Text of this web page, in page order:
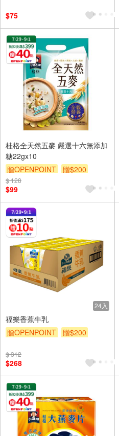
$75
桂格全天然五麥 嚴選十六無添加
糖22gx10
贈OPENPOINT
贈$200
$ 128
$99
24入
福樂香蕉牛乳
贈OPENPOINT
贈$200
$ 312
$268